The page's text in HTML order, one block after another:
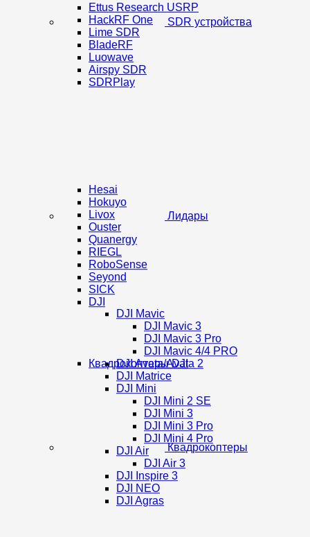
SDR устройства
Ettus Research USRP
HackRF One
Lime SDR
BladeRF
Luowave
Airspy SDR
SDRPlay
Лидары
Hesai
Hokuyo
Livox
Ouster
Quanergy
RIEGL
RoboSense
Seyond
SICK
DJI
Квадрокоптеры
Квадрокоптеры DJI
DJI Mavic
DJI Mavic 3
DJI Mavic 3 Pro
DJI Mavic 4/4 PRO
DJI Avata/Avata 2
DJI Matrice
DJI Mini
DJI Mini 2 SE
DJI Mini 3
DJI Mini 3 Pro
DJI Mini 4 Pro
DJI Air
DJI Air 3
DJI Inspire 3
DJI NEO
DJI Agras